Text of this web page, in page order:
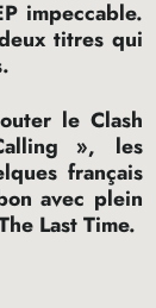
impeccable.
titres qui
le Clash
», les
français
avec plein
Last Time.